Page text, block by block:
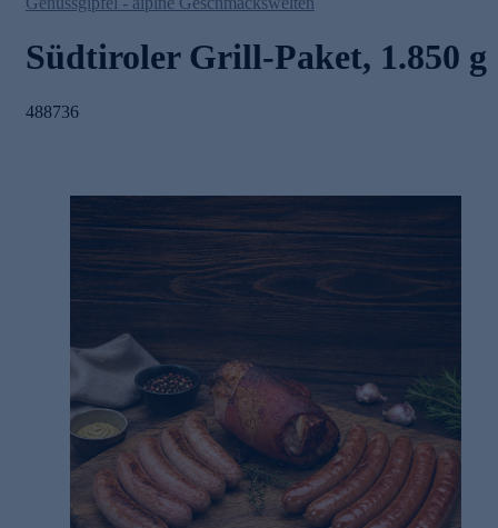
Südtiroler Grill-Paket, 1.850 g
488736